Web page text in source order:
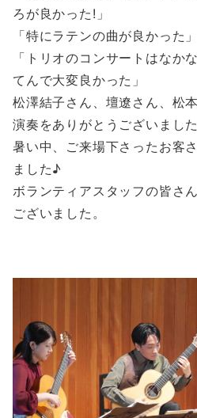
ろが良かった!」
「特にラテンの曲が良かった」
「トリオのコンサートはなか
てんで大変良かった」
松澤結子さん、壇遼さん、松
演奏をありがとうございまし
暑い中、ご来場下さったお客
ました♪
ボランティアスタッフの皆さ
ございました。